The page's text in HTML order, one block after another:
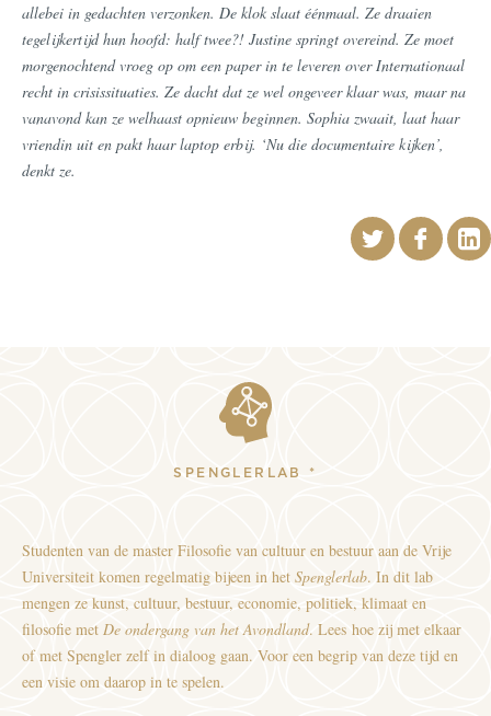
allebei in gedachten verzonken. De klok slaat éénmaal. Ze draaien
tegelijkertijd hun hoofd: half twee?! Justine springt overeind. Ze moet
morgenochtend vroeg op om een paper in te leveren over Internationaal
recht in crisissituaties. Ze dacht dat ze wel ongeveer klaar was, maar na
vanavond kan ze welhaast opnieuw beginnen. Sophia zwaait, laat haar
vriendin uit en pakt haar laptop erbij. ‘Nu die documentaire kijken’,
denkt ze.
SPENGLERLAB *
Studenten van de master Filosofie van cultuur en bestuur aan de Vrije
Universiteit komen regelmatig bijeen in het Spenglerlab. In dit lab
mengen ze kunst, cultuur, bestuur, economie, politiek, klimaat en
filosofie met De ondergang van het Avondland. Lees hoe zij met elkaar
of met Spengler zelf in dialoog gaan. Voor een begrip van deze tijd en
een visie om daarop in te spelen.